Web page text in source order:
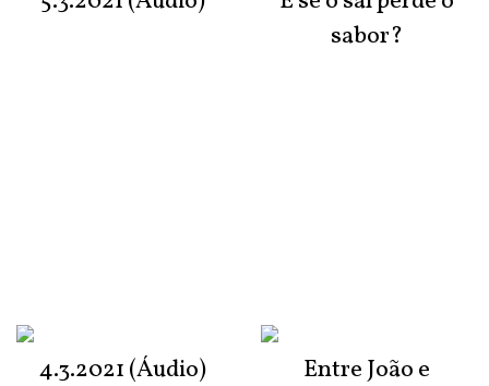
4.3.2021 (Áudio)
sabor?
Entre João e